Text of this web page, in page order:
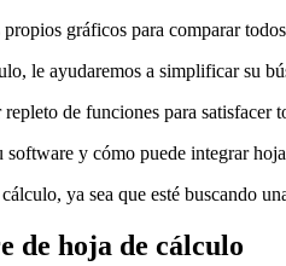
gráficos para comparar
le ayudaremos a simplificar su
de funciones para
y cómo puede integrar
ya sea que esté buscando
de hoja de cálculo